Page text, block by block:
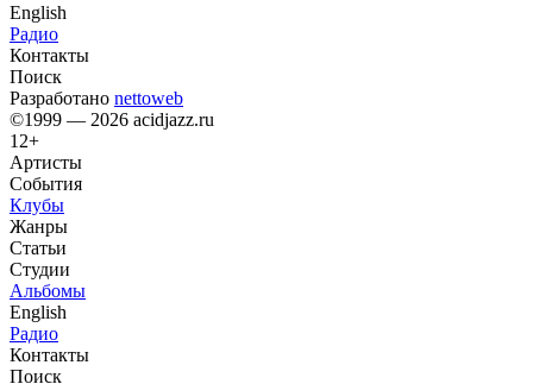
English
Радио
Контакты
Поиск
Разработано nettoweb
©1999 — 2026 acidjazz.ru
12+
Артисты
События
Клубы
Жанры
Статьи
Студии
Альбомы
English
Радио
Контакты
Поиск